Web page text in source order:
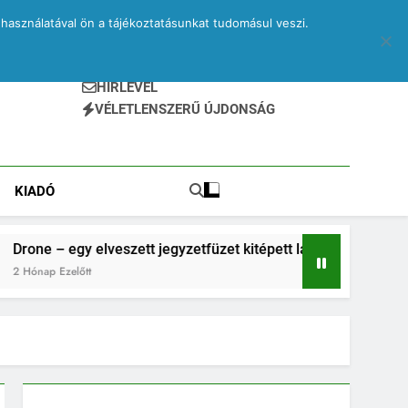
HÍRLEVÉL
VÉLETLENSZERŰ ÚJDONSÁG
KIADÓ
jegyzetfüzet kitépett lapjai
2 Hónap Ezelőtt
ön a tájékoztatásunkat tudomásul veszi.